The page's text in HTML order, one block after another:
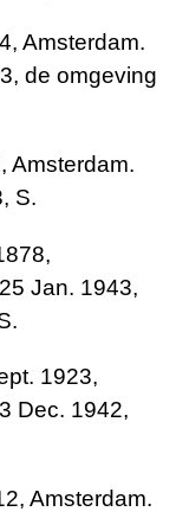
Amsterdam.
de omgeving
Amsterdam.
S.
Jan. 1943,
1923,
Dec. 1942,
Amsterdam.